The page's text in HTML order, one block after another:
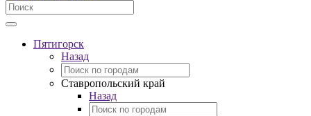
Пятигорск
Назад
Ставропольский край
Назад